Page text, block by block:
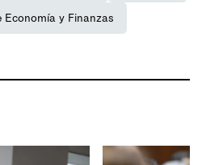
Economía y Finanzas